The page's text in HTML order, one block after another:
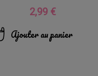
Prix
2,99 €
Ajouter au panier